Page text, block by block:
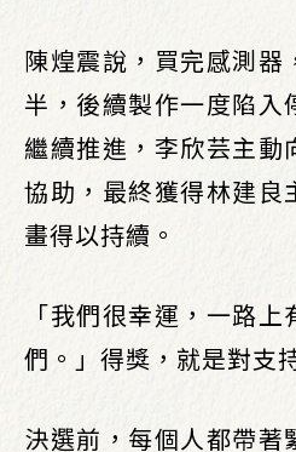
陳煌震說，買完感測器
半，後續製作一度陷入
繼續推進，李欣芸主動
協助，最終獲得林建良
畫得以持續。
「我們很幸運，一路
們。」得獎，就是對支
決選前，每個人都帶著